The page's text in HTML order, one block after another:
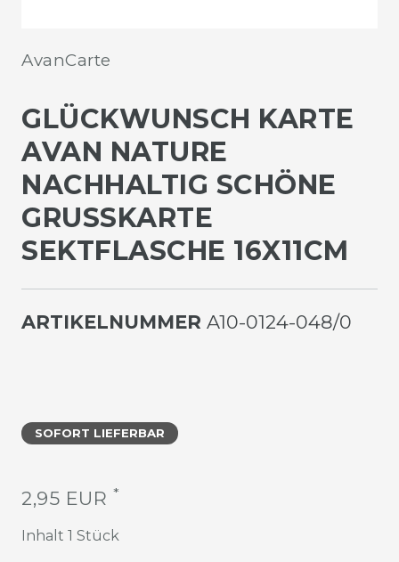
AvanCarte
GLÜCKWUNSCH KARTE
AVAN NATURE
NACHHALTIG SCHÖNE
GRUSSKARTE S
EKTFLASCHE 16X11CM
ARTIKELNUMMER A10-0124-048/0
SOFORT LIEFERBAR
2,95 EUR *
Inhalt 1 Stück